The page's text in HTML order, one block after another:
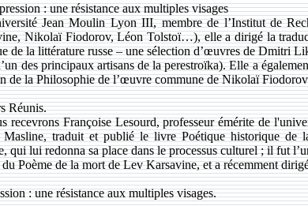
: une résistance aux multiples visages
Jean Moulin Lyon III, membre de l’Institut de
Nikolaï Fiodorov, Léon Tolstoï…), elle a dirigé la
de la littérature russe – une sélection d’œuvres de Dmitri
des principaux artisans de la perestroïka). Elle a
de la Philosophie de l’œuvre commune de Nikolaï
Réunis.
recevrons Françoise Lesourd, professeur émérite de
traduit et publié le livre Poétique historique de
qui lui redonna sa place dans le processus culturel ; il fut
Poème de la mort de Lev Karsavine, et a récemment
: une résistance aux multiples visages.